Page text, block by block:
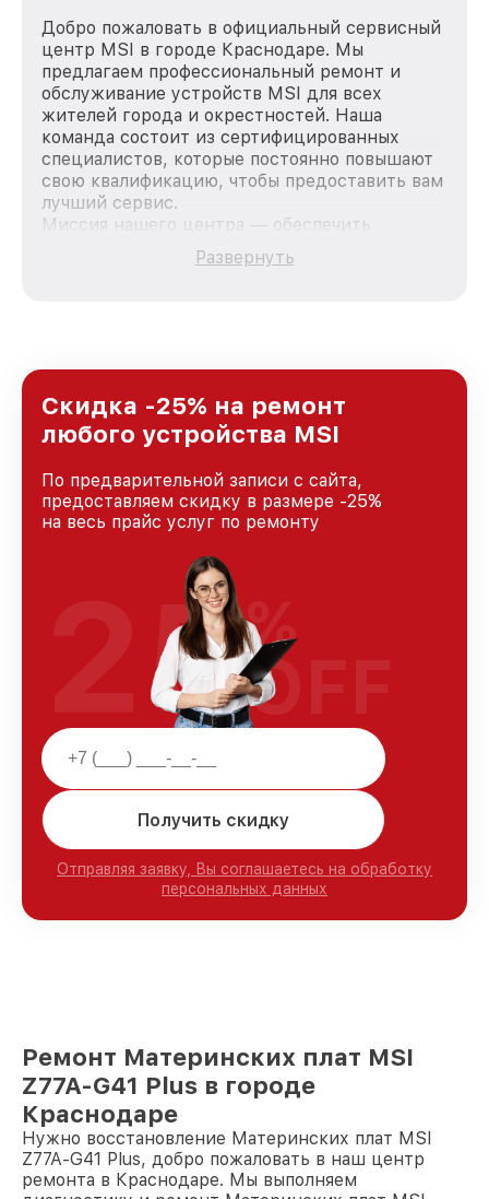
Добро пожаловать в официальный сервисный
центр MSI в городе Краснодаре. Мы
предлагаем профессиональный ремонт и
обслуживание устройств MSI для всех
жителей города и окрестностей. Наша
команда состоит из сертифицированных
специалистов, которые постоянно повышают
свою квалификацию, чтобы предоставить вам
лучший сервис.
Миссия нашего центра — обеспечить
качественный и доступный ремонт для
каждого пользователя продукции MSI, вне
Краснодаре, постоянно повышая уровень
доверия и лояльности наших клиентов.
Развернуть
Скидка -25% на ремонт
любого устройства MSI
По предварительной записи с сайта,
предоставляем скидку в размере -25%
на весь прайс услуг по ремонту
Получить скидку
Отправляя заявку, Вы соглашаетесь на обработку
персональных данных
25%
OFF
Ремонт Материнских плат MSI
Z77A-G41 Plus в городе
Краснодаре
Нужно восстановление Материнских плат MSI
Z77A-G41 Plus, добро пожаловать в наш центр
ремонта в Краснодаре. Мы выполняем